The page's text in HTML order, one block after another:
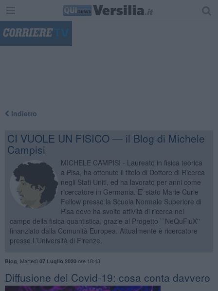
Indietro
CI VUOLE UN FISICO — il Blog di Michele
Campisi
MICHELE CAMPISI - Laureato in fisica teorica
a Pisa, ha ottenuto il titolo di Dottore di Ricerca
negli Stati Uniti, ed ha lavorato per anni come
ricercatore in Germania. E’ stato Marie Curie
Fellow presso la Scuola Normale Superiore di
Pisa dove ha svolto attività di ricerca nel
campo della fisica quantistica, grazie al Progetto ``NeQuFluX''
finanziato dalla Comunità Europea. Attualmente è ricercatore
presso L’Università di Firenze.
Blog Martedì 07 Luglio 2020ore 18:43
​Diffusione del Covid-19: cosa conta davvero